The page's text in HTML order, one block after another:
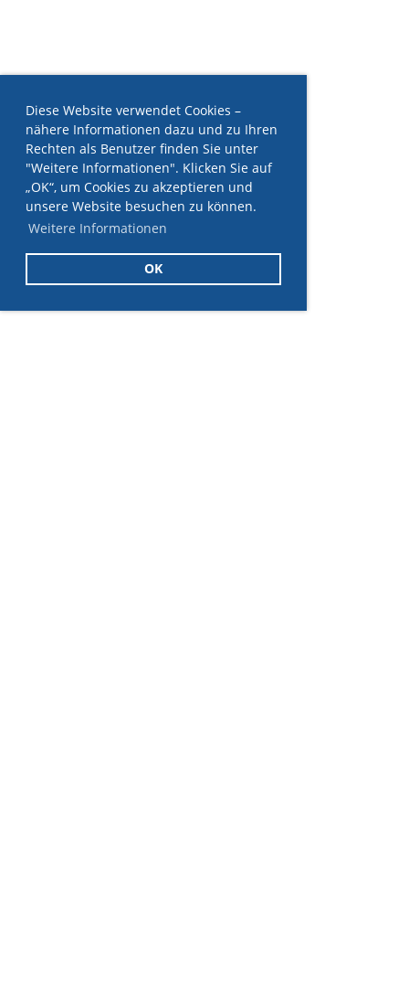
Diese Website verwendet Cookies –
nähere Informationen dazu und zu Ihren
Rechten als Benutzer finden Sie unter
"Weitere Informationen". Klicken Sie auf
„OK“, um Cookies zu akzeptieren und
unsere Website besuchen zu können.
Weitere Informationen
OK